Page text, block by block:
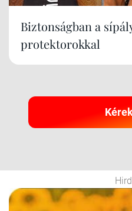
Biztonságban a
protektorokkal